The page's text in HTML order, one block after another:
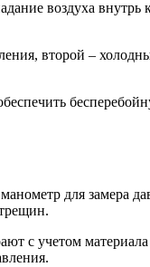
воздуха
второй –
для замера
с учетом материала